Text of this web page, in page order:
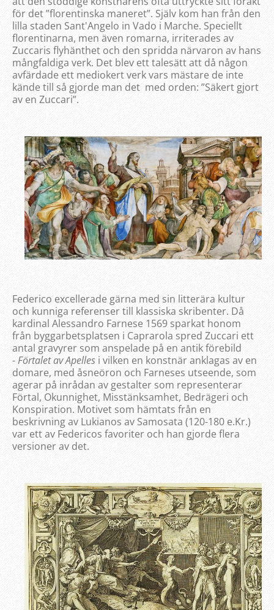
för det ”florentinska maneret”. Själv kom han från den
lilla staden Sant'Angelo in Vado i Marche. Speciellt
florentinarna, men även romarna, irriterades av
Zuccaris flyhänthet och den spridda närvaron av hans
mångfaldiga verk. Det blev ett talesätt att då någon
avfärdade ett mediokert verk vars mästare de inte
kände till så gjorde man det med orden: ”Säkert gjort
av en Zuccari”.
Federico excellerade gärna med sin litterära kultur
och kunniga referenser till klassiska skribenter. Då
kardinal Alessandro Farnese 1569 sparkat honom
från byggarbetsplatsen i Caprarola spred Zuccari ett
antal gravyrer som anspelade på en antik förebild
-Förtalet av Apelles i vilken en konstnär anklagas av en
domare, med åsneöron och Farneses utseende, som
agerar på inrådan av gestalter som representerar
Förtal, Okunnighet, Misstänksamhet, Bedrägeri och
Konspiration. Motivet som hämtats från en
beskrivning av Lukianos av Samosata (120-180 e.Kr.)
var ett av Federicos favoriter och han gjorde flera
versioner av det.